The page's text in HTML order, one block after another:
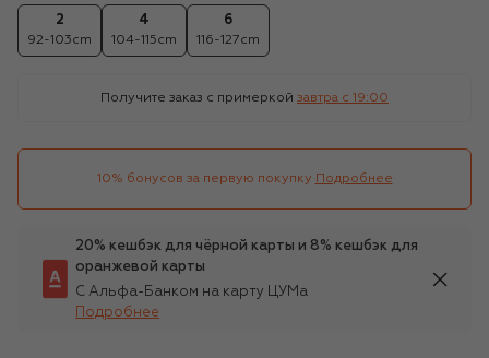
2
92-103cm
4
104-115cm
6
116-127cm
Получите заказ с примеркой завтра c 19:00
10% бонусов за первую покупку Подробнее
20% кешбэк для чёрной карты и 8% кешбэк для
оранжевой карты
С Альфа-Банком на карту ЦУМа
Подробнее